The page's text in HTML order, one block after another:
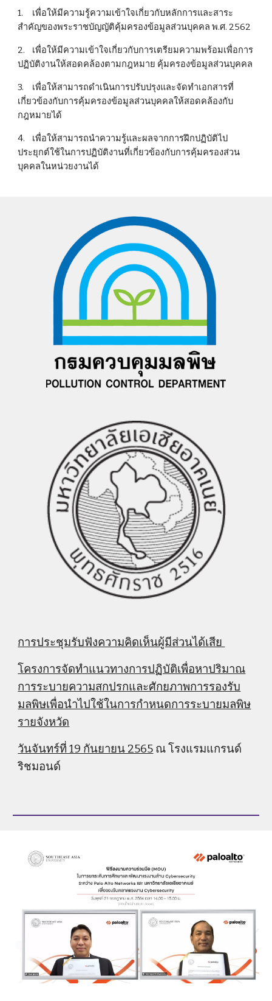
1.
เพื่อให้มีความรู้ความเข้าใจเกี่ยวกับหลักการและสาระ
สำคัญของพระราชบัญญัติคุ้มครองข้อมูลส่วนบุคคล พ.ศ. 2562
2.
เพื่อให้มีความเข้าใจเกี่ยวกับการเตรียมความพร้อมเพื่อการ
ปฏิบัติงานให้สอดคล้องตามกฎหมาย คุ้มครองข้อมูลส่วนบุคคล
3.
เพื่อให้สามารถดำเนินการปรับปรุงและจัดทำเอกสารที่
เกี่ยวข้องกับการคุ้มครองข้อมูลส่วนบุคคลให้สอดคล้องกับ
กฎหมายได้
4.
เพื่อให้สามารถนำความรู้และผลจากการฝึกปฏิบัติไป
ประยุกต์ใช้ในการปฏิบัติงานที่เกี่ยวข้องกับการคุ้มครองส่วน
บุคคลในหน่วยงานได้
การประชุมรับฟังความคิดเห็นผู้มีส่วนได้เสีย
โครงการจัดทำแนวทางการปฏิบัติเพื่อหาปริมาณ
การระบายความสกปรกและศักยภาพการรองรับ
มลพิษเพื่อนำไปใช้ในการกำหนดการระบายมลพิษ
รายจังหวัด
วันจันทร์ที่ 19 กันยายน 2565 ณ โรงแรมแกรนด์
ริชมอนด์